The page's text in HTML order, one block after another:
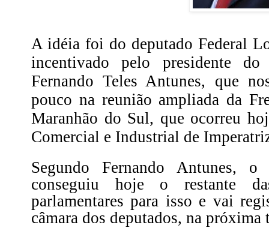
A idéia foi do deputado Federal
incentivado pelo presidente
Fernando Teles Antunes, que
pouco na reunião ampliada da
Maranhão do Sul, que ocorreu
Comercial e Industrial de
Segundo Fernando Antunes,
conseguiu hoje o restante
parlamentares para isso e vai
câmara dos deputados, na